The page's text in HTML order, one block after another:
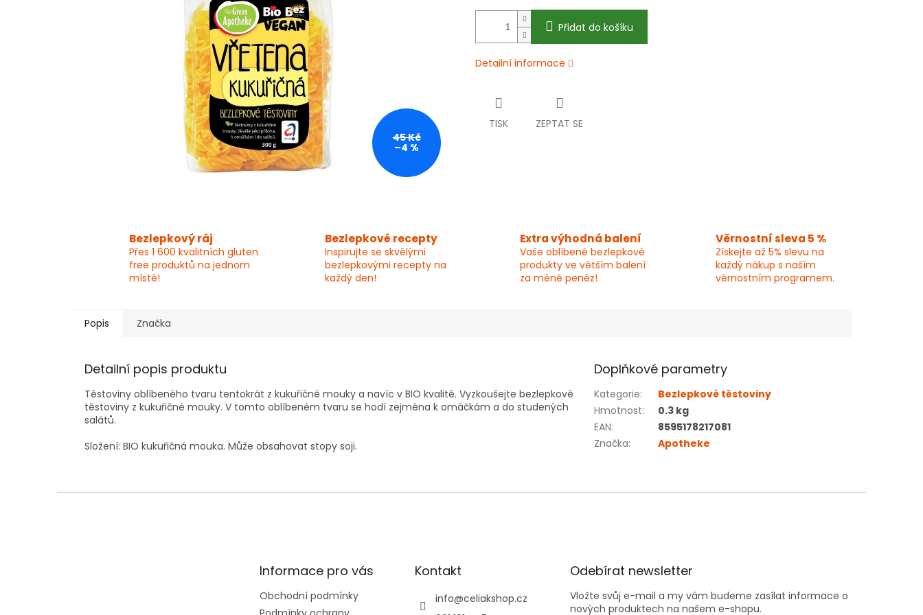
45 Kč
–4 %
Přidat do košíku
Detailní informace
TISK ZEPTAT SE
Bezlepkový ráj
Přes 1 600 kvalitních gluten
free produktů na jednom
místě!
Bezlepkové recepty
Inspirujte se skvělými
bezlepkovými recepty na
každý den!
Extra výhodná balení
Vaše oblíbené bezlepkové
produkty ve větším balení
za méně peněz!
Věrnostní sleva 5 %
Získejte až 5% slevu na
každý nákup s naším
věrnostním programem.
Popis Značka
Detailní popis produktu
Těstoviny oblíbeného tvaru tentokrát z kukuřičné mouky a navíc v BIO kvalitě. Vyzkoušejte bezlepkové
těstoviny z kukuřičné mouky. V tomto oblíbeném tvaru se hodí zejména k omáčkám a do studených
salátů.
Složení: BIO kukuřičná mouka. Může obsahovat stopy soji.
Doplňkové parametry
Kategorie:
Bezlepkové těstoviny
Hmotnost:
0.3 kg
EAN:
8595178217081
Značka: Apotheke
Informace pro vás
Obchodní podmínky
Kontakt
info@celiakshop.cz
Odebírat newsletter
Vložte svůj e-mail a my vám budeme zasílat informace o
nových produktech na našem e-shopu.